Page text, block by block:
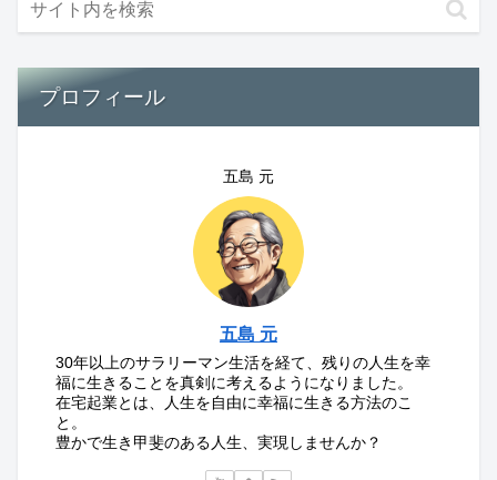
プロフィール
五島 元
五島 元
30年以上のサラリーマン生活を経て、残りの人生を幸
福に生きることを真剣に考えるようになりました。
在宅起業とは、人生を自由に幸福に生きる方法のこ
と。
豊かで生き甲斐のある人生、実現しませんか？